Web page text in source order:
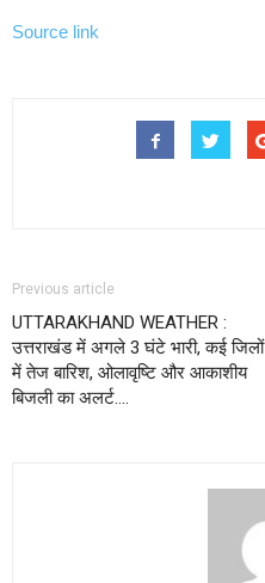
Source link
Previous article
UTTARAKHAND WEATHER :
उत्तराखंड में अगले 3 घंटे भारी, कई जिलों
में तेज बारिश, ओलावृष्टि और आकाशीय
बिजली का अलर्ट….